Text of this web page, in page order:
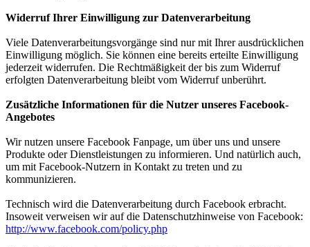
Widerruf Ihrer Einwilligung zur Datenverarbeitung
Viele Datenverarbeitungsvorgänge sind nur mit Ihrer ausdrücklichen
Einwilligung möglich. Sie können eine bereits erteilte Einwilligung
jederzeit widerrufen. Die Rechtmäßigkeit der bis zum Widerruf
erfolgten Datenverarbeitung bleibt vom Widerruf unberührt.
Zusätzliche Informationen für die Nutzer unseres Facebook-
Angebotes
Wir nutzen unsere Facebook Fanpage, um über uns und unsere
Produkte oder Dienstleistungen zu informieren. Und natürlich auch,
um mit Facebook-Nutzern in Kontakt zu treten und zu
kommunizieren.
Technisch wird die Datenverarbeitung durch Facebook erbracht.
Insoweit verweisen wir auf die Datenschutzhinweise von Facebook:
http://www.facebook.com/policy.php